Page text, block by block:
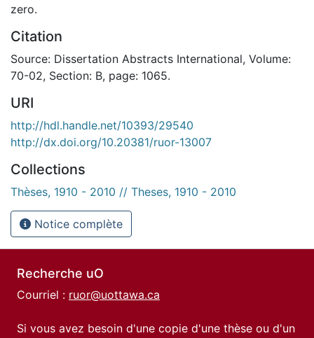
zero.
Citation
Source: Dissertation Abstracts International, Volume:
70-02, Section: B, page: 1065.
URI
http://hdl.handle.net/10393/29540
http://dx.doi.org/10.20381/ruor-13007
Collections
Thèses, 1910 - 2010 // Theses, 1910 - 2010
Notice complète
Recherche uO
Courriel : ruor@uottawa.ca
Si vous avez besoin d'une copie d'une thèse ou d'un